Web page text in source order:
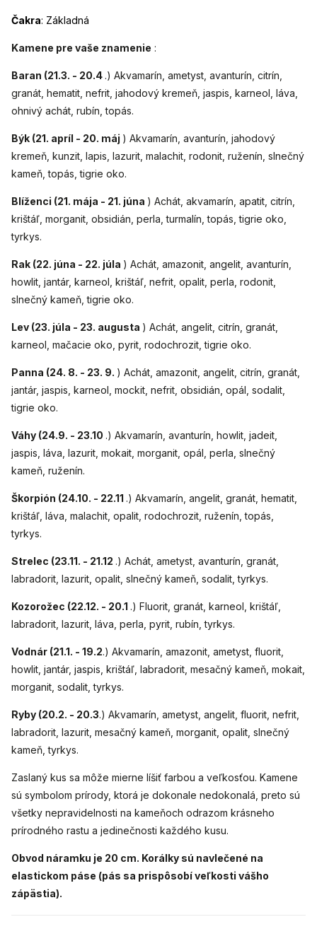
Čakra: Základná
Kamene pre vaše znamenie :
Baran (21.3. - 20.4 .) Akvamarín, ametyst, avanturín, citrín,
granát, hematit, nefrit, jahodový kremeň, jaspis, karneol, láva,
ohnivý achát, rubín, topás.
Býk (21. apríl - 20. máj ) Akvamarín, avanturín, jahodový
kremeň, kunzit, lapis, lazurit, malachit, rodonit, ruženín, slnečný
kameň, topás, tigrie oko.
Blíženci (21. mája - 21. júna ) Achát, akvamarín, apatit, citrín,
krištáľ, morganit, obsidián, perla, turmalín, topás, tigrie oko,
tyrkys.
Rak (22. júna - 22. júla ) Achát, amazonit, angelit, avanturín,
howlit, jantár, karneol, krištáľ, nefrit, opalit, perla, rodonit,
slnečný kameň, tigrie oko.
Lev (23. júla - 23. augusta ) Achát, angelit, citrín, granát,
karneol, mačacie oko, pyrit, rodochrozit, tigrie oko.
Panna (24. 8. - 23. 9. ) Achát, amazonit, angelit, citrín, granát,
jantár, jaspis, karneol, mockit, nefrit, obsidián, opál, sodalit,
tigrie oko.
Váhy (24.9. - 23.10 .) Akvamarín, avanturín, howlit, jadeit,
jaspis, láva, lazurit, mokait, morganit, opál, perla, slnečný
kameň, ruženín.
Škorpión (24.10. - 22.11 .) Akvamarín, angelit, granát, hematit,
krištáľ, láva, malachit, opalit, rodochrozit, ruženín, topás,
tyrkys.
Strelec (23.11. - 21.12 .) Achát, ametyst, avanturín, granát,
labradorit, lazurit, opalit, slnečný kameň, sodalit, tyrkys.
Kozorožec (22.12. - 20.1 .) Fluorit, granát, karneol, krištáľ,
labradorit, lazurit, láva, perla, pyrit, rubín, tyrkys.
Vodnár (21.1. - 19.2.) Akvamarín, amazonit, ametyst, fluorit,
howlit, jantár, jaspis, krištáľ, labradorit, mesačný kameň, mokait,
morganit, sodalit, tyrkys.
Ryby (20.2. - 20.3.) Akvamarín, ametyst, angelit, fluorit, nefrit,
labradorit, lazurit, mesačný kameň, morganit, opalit, slnečný
kameň, tyrkys.
Zaslaný kus sa môže mierne líšiť farbou a veľkosťou. Kamene
sú symbolom prírody, ktorá je dokonale nedokonalá, preto sú
všetky nepravidelnosti na kameňoch odrazom krásneho
prírodného rastu a jedinečnosti každého kusu.
Obvod náramku je 20 cm. Korálky sú navlečené na
elastickom páse (pás sa prispôsobí veľkosti vášho
zápästia).